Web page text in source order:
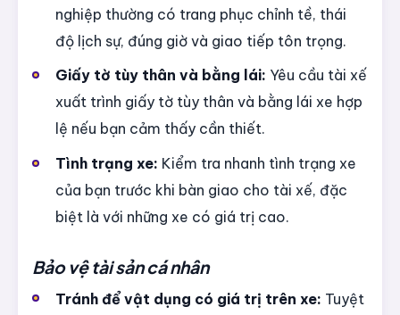
nghiệp thường có trang phục chỉnh tề, thái
độ lịch sự, đúng giờ và giao tiếp tôn trọng.
Giấy tờ tùy thân và bằng lái: Yêu cầu tài xế
xuất trình giấy tờ tùy thân và bằng lái xe hợp
lệ nếu bạn cảm thấy cần thiết.
Tình trạng xe: Kiểm tra nhanh tình trạng xe
của bạn trước khi bàn giao cho tài xế, đặc
biệt là với những xe có giá trị cao.
Bảo vệ tài sản cá nhân
Tránh để vật dụng có giá trị trên xe: Tuyệt